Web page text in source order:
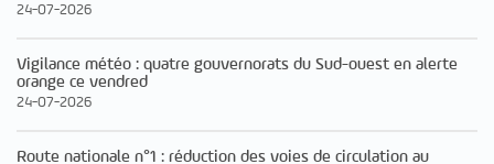
24-07-2026
Vigilance météo : quatre gouvernorats du Sud-ouest en alerte
orange ce vendred
24-07-2026
Route nationale n°1 : réduction des voies de circulation au